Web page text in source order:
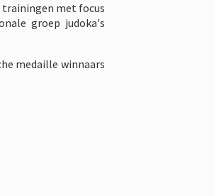
trainingen met focus
groep judoka's
medaille winnaars